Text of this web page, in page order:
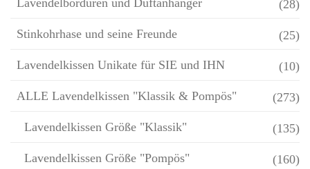
Lavendelbordüren und Duftanhänger (28)
Stinkohrhase und seine Freunde (25)
Lavendelkissen Unikate für SIE und IHN (10)
ALLE Lavendelkissen "Klassik & Pompös" (273)
Lavendelkissen Größe "Klassik" (135)
Lavendelkissen Größe "Pompös" (160)